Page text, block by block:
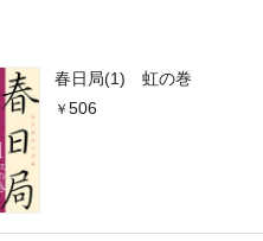
春日局(1) 虹の巻
506